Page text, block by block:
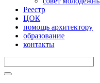
Реестр
ЦОК
помощь архитектору
образование
контакты